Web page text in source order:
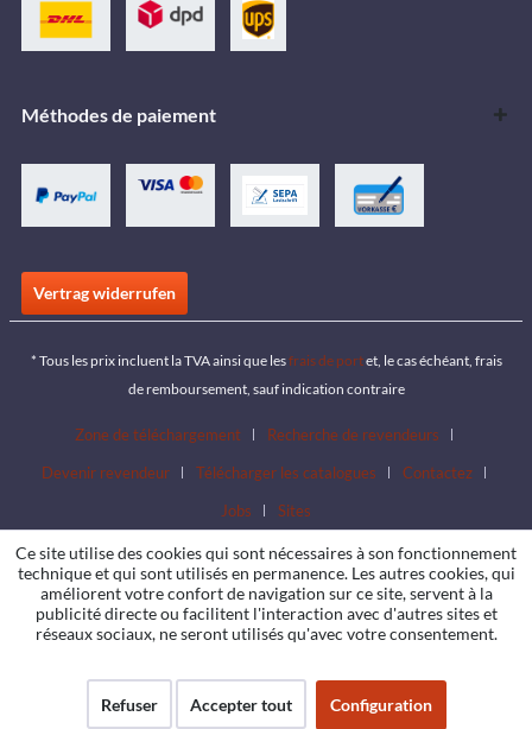
Méthodes de paiement
Vertrag widerrufen
* Tous les prix incluent la TVA ainsi que lesfrais de portet, le cas échéant, frais
de remboursement, sauf indication contraire
Zone de téléchargement
Recherche de revendeurs
Devenir revendeur
Télécharger les catalogues
Contactez
Jobs
Sites
Ce site utilise des cookies qui sont nécessaires à son fonctionnement
technique et qui sont utilisés en permanence. Les autres cookies, qui
améliorent votre confort de navigation sur ce site, servent à la
publicité directe ou facilitent l'interaction avec d'autres sites et
réseaux sociaux, ne seront utilisés qu'avec votre consentement.
Refuser Accepter tout Configuration